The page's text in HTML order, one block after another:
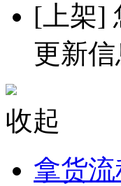
[上架]
更新信
收起
拿货流